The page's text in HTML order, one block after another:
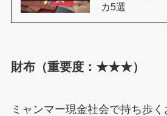
カ5選
財布（重要度：★★★）
ミャンマー現金社会で持ち歩